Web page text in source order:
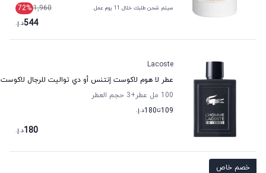
سيتم شحن طلبك خلال 11 يوم عمل 1,960
72%
544د.إ.
Lacoste
عطر لا هوم لاكوست إنتنس أو دي تواليت للرجال لاكوست
100 مل عطر
+3
حجم العطر
109تا180د.إ.
180د.إ.
خصم خاص